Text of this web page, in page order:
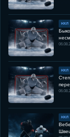
НХЛ
НХЛ
НХЛ